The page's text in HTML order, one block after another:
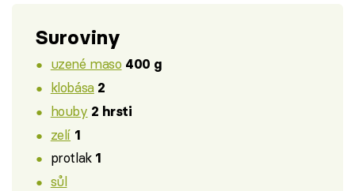
Suroviny
uzené maso 400 g
klobása 2
houby 2 hrsti
zelí 1
protlak 1
sůl